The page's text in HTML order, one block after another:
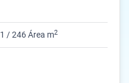
1 / 246 Área m2